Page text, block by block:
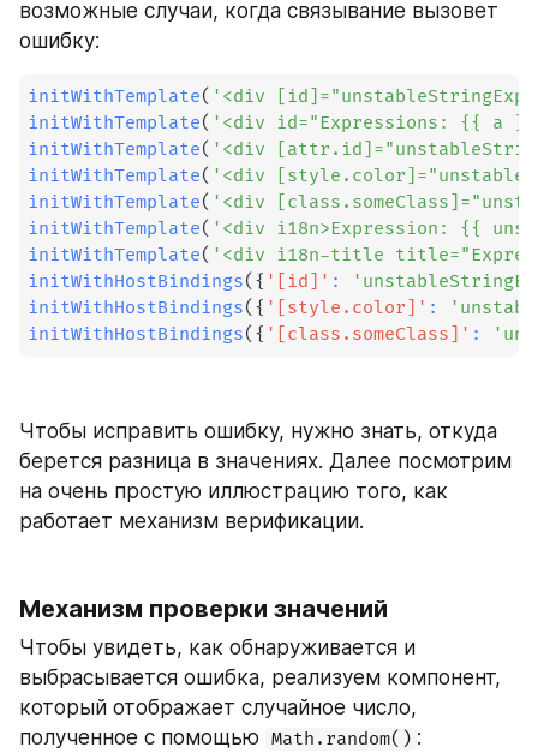
возможные случаи, когда связывание вызовет
ошибку:
initWithTemplate( '<div
initWithTemplate( '<div id="Expressions: {{ a
initWithTemplate( '<div
initWithTemplate( '<div
initWithTemplate( '<div
initWithTemplate( '<div i18n>Expression: {{
initWithTemplate( '<div i18n-title
initWithHostBindings( { '[id]' :
initWithHostBindings( { '[style.color]' :
initWithHostBindings( { '[class.someClass]' :
Чтобы исправить ошибку, нужно знать, откуда
берется разница в значениях. Далее посмотрим
на очень простую иллюстрацию того, как
работает механизм верификации.
Механизм проверки значений
Чтобы увидеть, как обнаруживается и
выбрасывается ошибка, реализуем компонент,
который отображает случайное число,
полученное с помощью Math.random() :